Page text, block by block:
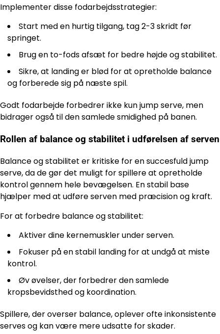
Implementer disse fodarbejdsstrategier:
Start med en hurtig tilgang, tag 2-3 skridt før
springet.
Brug en to-fods afsæt for bedre højde og stabilitet.
Sikre, at landing er blød for at opretholde balance
og forberede sig på næste spil.
Godt fodarbejde forbedrer ikke kun jump serve, men
bidrager også til den samlede smidighed på banen.
Rollen af balance og stabilitet i udførelsen af serven
Balance og stabilitet er kritiske for en succesfuld jump
serve, da de gør det muligt for spillere at opretholde
kontrol gennem hele bevægelsen. En stabil base
hjælper med at udføre serven med præcision og kraft.
For at forbedre balance og stabilitet:
Aktiver dine kernemuskler under serven.
Fokuser på en stabil landing for at undgå at miste
kontrol.
Øv øvelser, der forbedrer den samlede
kropsbevidsthed og koordination.
Spillere, der overser balance, oplever ofte inkonsistente
serves og kan være mere udsatte for skader.